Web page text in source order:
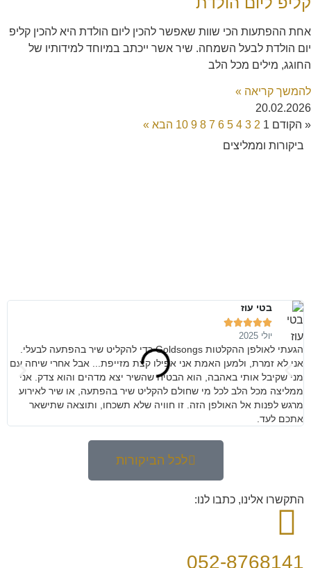
אחת ההפתעות הכי שוות שאפשר להכין ליום הולדת היא להכין קליפ
יום הולדת לבעל השמחה. שיר אשר ייכתב במיוחד למידותיו של
החוגג, מילים מכל הלב
להמשך קריאה »
20.02.2026
« הקודם 1
2
3
4
5
6
7
8
9
10 הבא »
ביקורות וממליצים
בטי עוז





יולי 2025
הגעתי לאולפן ההקלטות Goldsongs כדי להקליט שיר בהפתעה לבעלי.
אני לא זמרת, ולמען האמת אני אפילו קצת מזייפת... אבל אחרי שיחה עם
מני שקיבל אותי באהבה, הוא הבטיח שהשיר יצא מדהים והוא צדק. אני
ממליצה מכל הלב לכל מי שחולם להקליט שיר בהפתעה, או שיר לאירוע
מרגש לפנות אל האולפן הזה. זו חוויה שלא תשכחו, ותוצאה שתישאר
אתכם לעד.
לכל הביקורות
התקשרו אלינו, כתבו לנו:
052-8768141